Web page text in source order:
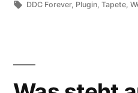
unter
Schlagwörter:
DDC Forever, Plugin ,Tapete ,